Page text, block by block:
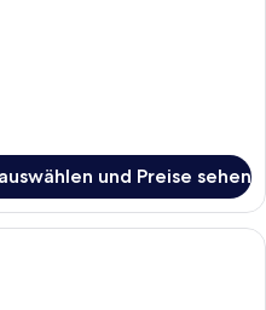
und Preise sehen
Ein Hotelzimmer mit einem großen